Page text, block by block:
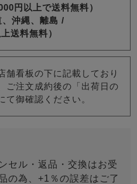
円以上で送料無料）
沖縄、離島 /
送料無料）
舗看板の下に記載しており
ご注文成約後の「出荷日の
て御確認ください。
セル・返品・交換はお受
の為、+1％の誤差はご了